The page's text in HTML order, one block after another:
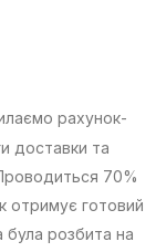
рахунок-
доставки та
70%
отримує готовий
розбита на